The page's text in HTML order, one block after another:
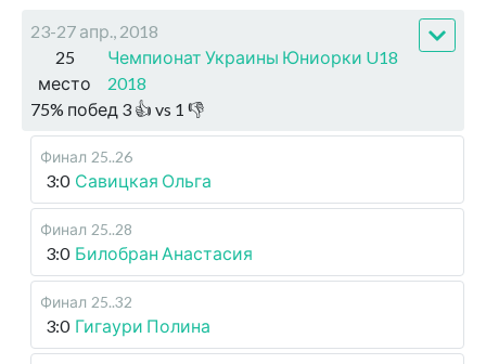
23-27 апр., 2018
25
место
Чемпионат Украины Юниорки U18
2018
75% побед 3 👍 vs 1 👎
Финал 25..26
3:0 Савицкая Ольга
Финал 25..28
3:0 Билобран Анастасия
Финал 25..32
3:0 Гигаури Полина